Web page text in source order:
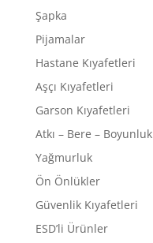
Şapka
Pijamalar
Hastane Kıyafetleri
Aşçı Kıyafetleri
Garson Kıyafetleri
Atkı – Bere – Boyunluk
Yağmurluk
Ön Önlükler
Güvenlik Kıyafetleri
ESD’li Ürünler